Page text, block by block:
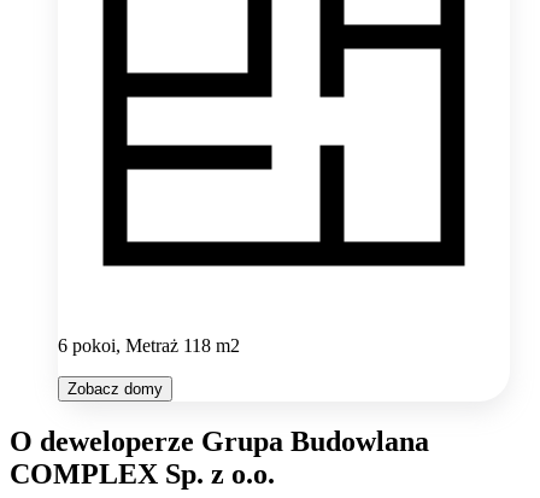
6 pokoi, Metraż 118 m2
Zobacz domy
O deweloperze Grupa Budowlana
COMPLEX Sp. z o.o.